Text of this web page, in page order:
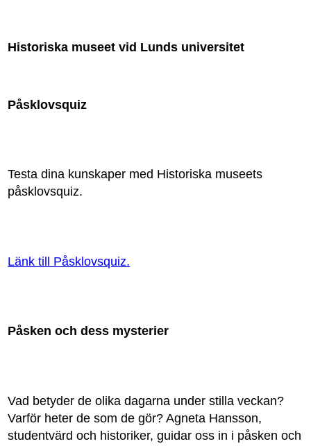
Historiska museet vid Lunds universitet
Påsklovsquiz
Testa dina kunskaper med Historiska museets
påsklovsquiz.
Länk till Påsklovsquiz.
Påsken och dess mysterier
Vad betyder de olika dagarna under stilla veckan?
Varför heter de som de gör? Agneta Hansson,
studentvärd och historiker, guidar oss in i påsken och